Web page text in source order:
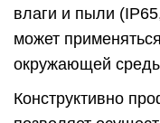
влаги и пыли
может
окружающей
Конструктивно